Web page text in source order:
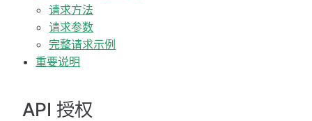
请求方法
请求参数
完整请求示例
重要说明
API 授权